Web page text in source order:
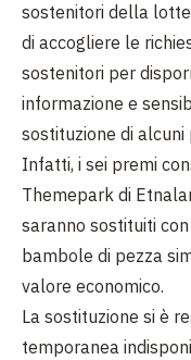
sostenitori della
di accogliere le
sostenitori per
informazione e
sostituzione di
Infatti, i sei premi
Themepark di
saranno sostituiti
bambole di pezza
valore economico.
La sostituzione si è
temporanea